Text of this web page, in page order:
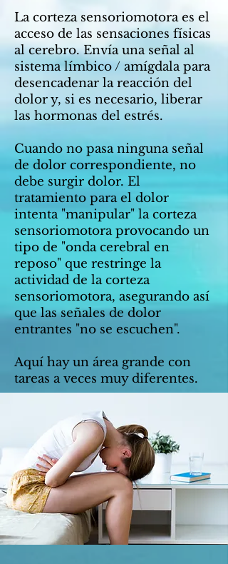
La corteza sensoriomotora es el
acceso de las sensaciones físicas
al cerebro. Envía una señal al
sistema límbico / amígdala para
desencadenar la reacción del
dolor y, si es necesario, liberar
las hormonas del estrés.
Cuando no pasa ninguna señal
de dolor correspondiente, no
debe surgir dolor. El
tratamiento para el dolor
intenta "manipular" la corteza
sensoriomotora provocando un
tipo de "onda cerebral en
reposo" que restringe la
actividad de la corteza
sensoriomotora, asegurando así
que las señales de dolor
entrantes "no se escuchen".
Aquí hay un área grande con
tareas a veces muy diferentes.